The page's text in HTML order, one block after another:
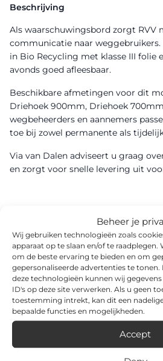
Beheer je
Wij gebruiken technologieën zoals
apparaat op te slaan en/of te raadplegen.
om de beste ervaring te bieden en om
gepersonaliseerde advertenties te
deze technologieën kunnen wij
ID's op deze site verwerken. Als u geen
toestemming intrekt, kan dit een
bepaalde functies en mogelijkheden.
Accept
Beschrijving
Als waarschuwingsbord zorgt RVV
communicatie naar
in Bio Recycling met klasse III folie
avonds goed afleesbaar.
Beschikbare afmetingen voor dit
Driehoek 900mm, Driehoek
wegbeheerders en aannemers
toe bij zowel permanente als
Via van Dalen adviseert u graag
en zorgt voor snelle levering uit